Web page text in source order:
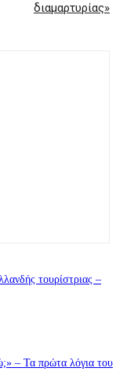
διαμαρτυρίας»
τουρίστριας –
– Τα πρώτα λόγια του